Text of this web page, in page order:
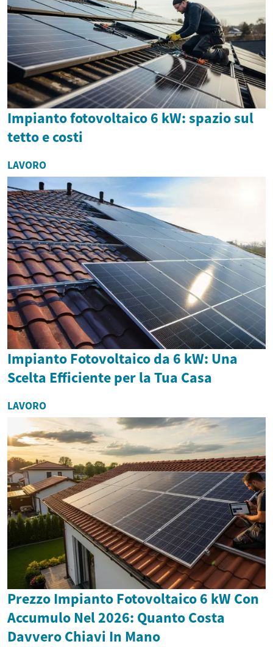
Impianto fotovoltaico 6 kW: spazio sul
tetto e costi
LAVORO
Impianto Fotovoltaico da 6 kW: Una
Scelta Efficiente per la Tua Casa
LAVORO
Prezzo Impianto Fotovoltaico 6 kW Con
Accumulo Nel 2026: Quanto Costa
Davvero Chiavi In Mano